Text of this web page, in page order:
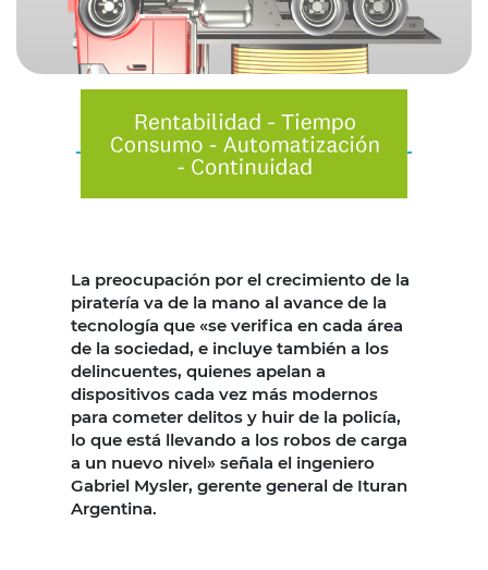
La preocupación por el crecimiento de la
piratería va de la mano al avance de la
tecnología que «se verifica en cada área
de la sociedad, e incluye también a los
delincuentes, quienes apelan a
dispositivos cada vez más modernos
para cometer delitos y huir de la policía,
lo que está llevando a los robos de carga
a un nuevo nivel» señala el ingeniero
Gabriel Mysler, gerente general de Ituran
Argentina.